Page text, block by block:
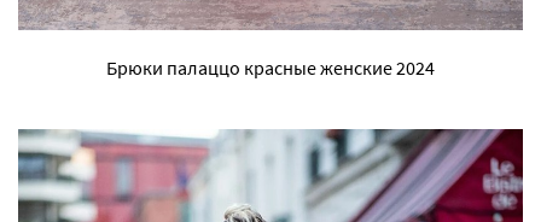
Брюки палаццо красные женские 2024